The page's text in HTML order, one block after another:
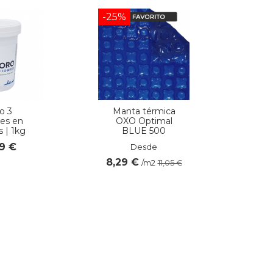
3
en
| 1kg
€
-25%
Manta térmica
OXO Optimal
BLUE 500
Desde
8,29 € /m2 11,05 €